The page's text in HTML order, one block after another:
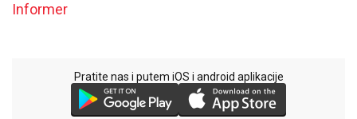
Informer
Pratite nas i putem iOS i android aplikacije